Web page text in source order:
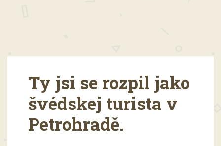
Ty jsi se rozpil jako
švédskej turista v
Petrohradě.